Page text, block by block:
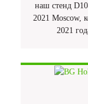
наш стенд
2021 Moscow,
2021